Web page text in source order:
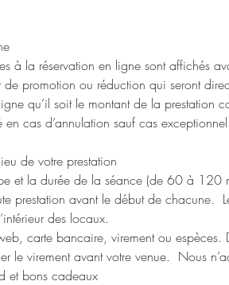
à la réservation en ligne sont affichés
de promotion ou réduction qui seront
qu’il soit le montant de la prestation
en cas d’annulation sauf cas
de votre prestation
et la durée de la séance (de 60 à 120
prestation avant le début de chacune.
des locaux.
carte bancaire, virement ou espèces.
le virement avant votre venue. Nous
et bons cadeaux